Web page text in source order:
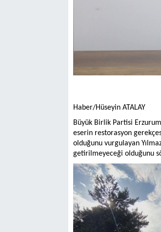
Haber/Hüseyin ATALAY
Büyük Birlik Partisi
eserin restorasyon
olduğunu vurgulayan
getirilmeyeceği olduğunu